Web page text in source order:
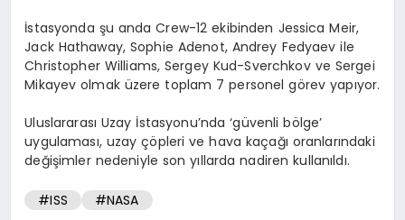
İstasyonda şu anda Crew-12 ekibinden Jessica Meir,
Jack Hathaway, Sophie Adenot, Andrey Fedyaev ile
Christopher Williams, Sergey Kud-Sverchkov ve Sergei
Mikayev olmak üzere toplam 7 personel görev yapıyor.
Uluslararası Uzay İstasyonu’nda ‘güvenli bölge’
uygulaması, uzay çöpleri ve hava kaçağı oranlarındaki
değişimler nedeniyle son yıllarda nadiren kullanıldı.
#ISS #NASA